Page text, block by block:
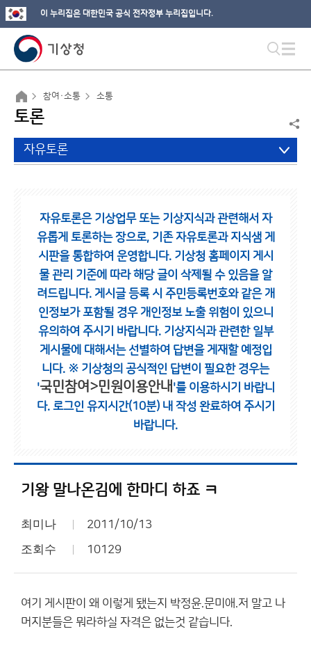
이 누리집은 대한민국 공식 전자정부 누리집입니다.
참여·소통 소통
토론
자유토론
자유토론은 기상업무 또는 기상지식과 관련해서 자
유롭게 토론하는 장으로, 기존 자유토론과 지식샘 게
시판을 통합하여 운영합니다. 기상청 홈페이지 게시
물 관리 기준에 따라 해당 글이 삭제될 수 있음을 알
려드립니다. 게시글 등록 시 주민등록번호와 같은 개
인정보가 포함될 경우 개인정보 노출 위험이 있으니
유의하여 주시기 바랍니다. 기상지식과 관련한 일부
게시물에 대해서는 선별하여 답변을 게재할 예정입
니다. ※ 기상청의 공식적인 답변이 필요한 경우는
'국민참여>민원이용안내 '를 이용하시기 바랍니
다. 로그인 유지시간(10분) 내 작성 완료하여 주시기
바랍니다.
기왕 말나온김에 한마디 하죠 ㅋ
최미나 2011/10/13
조회수 10129
여기 게시판이 왜 이렇게 됐는지 박정윤.문미애.저 말고 나
머지분들은 뭐라하실 자격은 없는것 같습니다.